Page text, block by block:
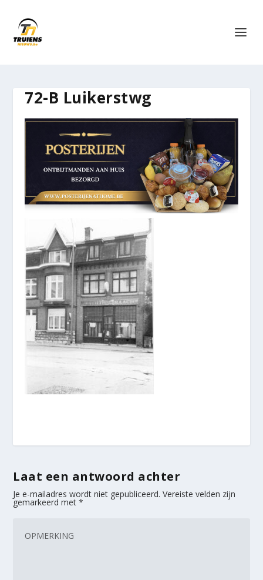
72-B Luikerstwg
Laat een antwoord achter
Je e-mailadres wordt niet gepubliceerd. Vereiste velden zijn
gemarkeerd met*